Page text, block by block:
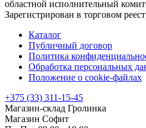
областной исполнительный
Зарегистрирован в торговом
Каталог
Публичный договор
Политика
Обработка персональных
Положение о cookie-файлах
+375 (33) 311-15-45
Магазин-склад Гролинка
Магазин Софит